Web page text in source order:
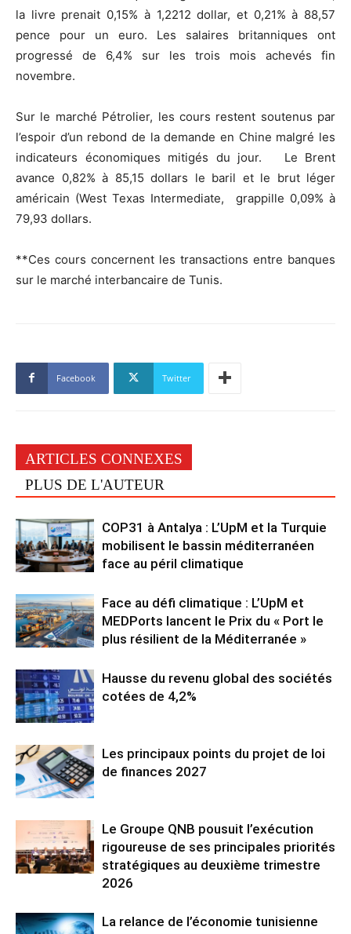
la livre prenait 0,15% à 1,2212 dollar, et 0,21% à 88,57
pence pour un euro. Les salaires britanniques ont
progressé de 6,4% sur les trois mois achevés fin
novembre.
Sur le marché Pétrolier, les cours restent soutenus par
l’espoir d’un rebond de la demande en Chine malgré les
indicateurs économiques mitigés du jour. Le Brent
avance 0,82% à 85,15 dollars le baril et le brut léger
américain (West Texas Intermediate, grappille 0,09% à
79,93 dollars.
**Ces cours concernent les transactions entre banques
sur le marché interbancaire de Tunis.
Facebook Twitter
ARTICLES CONNEXES
PLUS DE L'AUTEUR
COP31 à Antalya : L’UpM et la Turquie
mobilisent le bassin méditerranéen
face au péril climatique
Face au défi climatique : L’UpM et
MEDPorts lancent le Prix du « Port le
plus résilient de la Méditerranée »
Hausse du revenu global des sociétés
cotées de 4,2%
Les principaux points du projet de loi
de finances 2027
Le Groupe QNB pousuit l’exécution
rigoureuse de ses principales priorités
stratégiques au deuxième trimestre
2026
La relance de l’économie tunisienne